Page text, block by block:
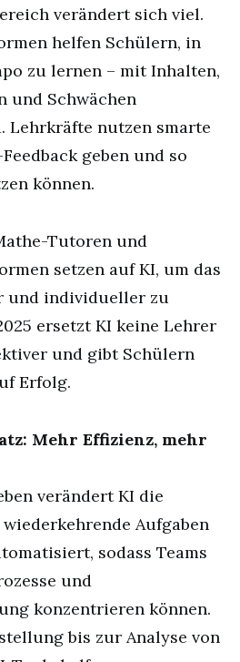
verändert sich viel.
helfen Schülern, in
zu lernen – mit Inhalten,
und Schwächen
Lehrkräfte nutzen smarte
geben und so
können.
Tutoren und
setzen auf KI, um das
und individueller zu
ersetzt KI keine Lehrer
und gibt Schülern
Erfolg.
Mehr Effizienz, mehr
verändert KI die
Aufgaben
sodass Teams
und
konzentrieren können.
bis zur Analyse von